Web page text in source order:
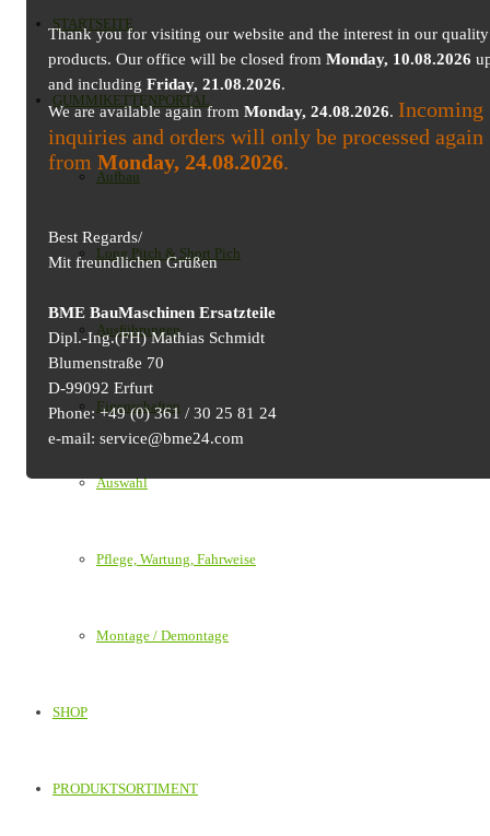
STARTSEITE
GUMMIKETTENPORTAL
Aufbau
Long Pitch & Short Pich
Ausführungen
Eigenschaften
Auswahl
Pflege, Wartung, Fahrweise
Montage / Demontage
SHOP
PRODUKTSORTIMENT
Thank you for visiting our website and the interest in our quality
products. Our office will be closed from Monday, 10.08.2026
and including Friday, 21.08.2026.
We are available again from Monday, 24.08.2026. Incoming
inquiries and orders will only be processed again
from Monday, 24.08.2026.
Best Regards/
Mit freundlichen Grüßen
BME BauMaschinen Ersatzteile
Dipl.-Ing.(FH) Mathias Schmidt
Blumenstraße 70
D-99092 Erfurt
Phone: +49 (0) 361 / 30 25 81 24
e-mail: service@bme24.com